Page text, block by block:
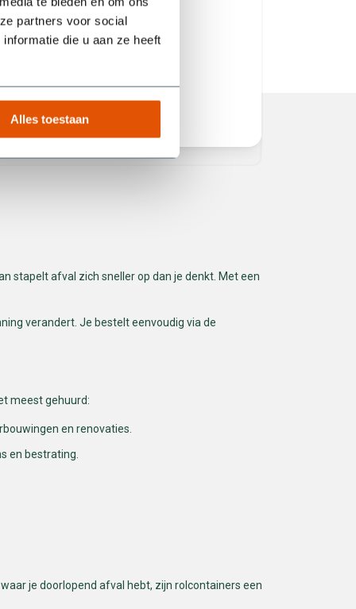
partners voor social
die u aan ze heeft
Alles toestaan
Erik van Manen
stapelt afval zich sneller op dan je denkt. Met een
verandert. Je bestelt eenvoudig via de
meest gehuurd:
en renovaties.
en bestrating.
je doorlopend afval hebt, zijn rolcontainers een